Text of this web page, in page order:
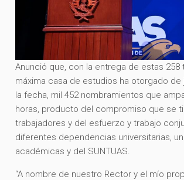
Anunció que, con la entrega de estas 258
máxima casa de estudios ha otorgado de
la fecha, mil 452 nombramientos que
horas, producto del compromiso que se
trabajadores y del esfuerzo y trabajo
diferentes dependencias universitarias,
académicas y del SUNTUAS.
“A nombre de nuestro Rector y el mío